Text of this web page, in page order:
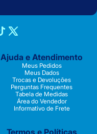
Ajuda e Atendimento
Meus Pedidos
Meus Dados
Trocas e Devoluções
Perguntas Frequentes
Tabela de Medidas
Área do Vendedor
Informativo de Frete